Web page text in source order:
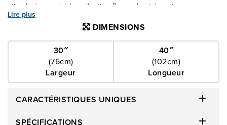
stimulant pour lui, la collection Roar a le style unique que
vous recherchiez.
Lire plus
DIMENSIONS
30″
(76cm)
Largeur
40″
(102cm)
Longueur
CARACTÉRISTIQUES UNIQUES
SPÉCIFICATIONS